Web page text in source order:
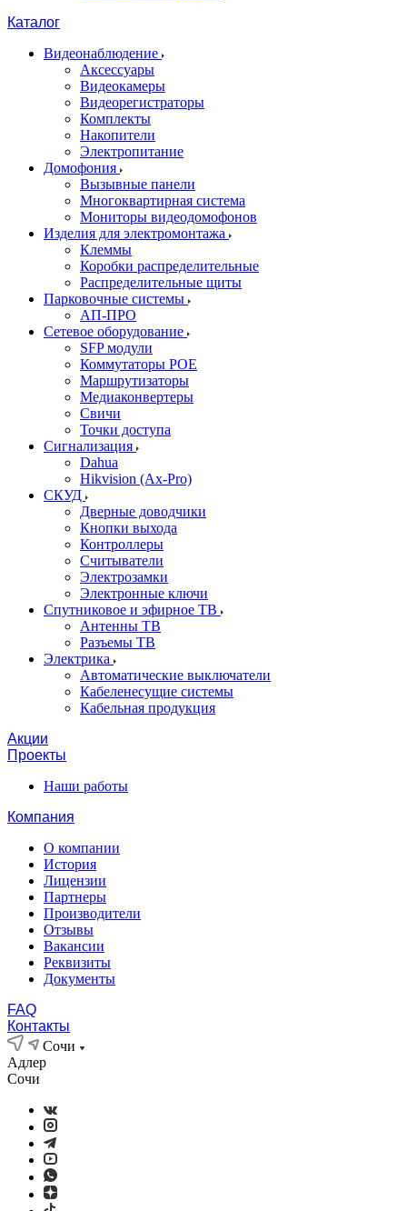
Каталог
Видеонаблюдение
Аксессуары
Видеокамеры
Видеорегистраторы
Комплекты
Накопители
Электропитание
Домофония
Вызывные панели
Многоквартирная система
Мониторы видеодомофонов
Изделия для электромонтажа
Клеммы
Коробки распределительные
Распределительные щиты
Парковочные системы
АП-ПРО
Сетевое оборудование
SFP модули
Коммутаторы POE
Маршрутизаторы
Медиаконвертеры
Свичи
Точки доступа
Сигнализация
Dahua
Hikvision (Ax-Pro)
СКУД
Дверные доводчики
Кнопки выхода
Контроллеры
Считыватели
Электрозамки
Электронные ключи
Спутниковое и эфирное ТВ
Антенны ТВ
Разъемы ТВ
Электрика
Автоматические выключатели
Кабеленесущие системы
Кабельная продукция
Акции
Проекты
Наши работы
Компания
О компании
История
Лицензии
Партнеры
Производители
Отзывы
Вакансии
Реквизиты
Документы
FAQ
Контакты
Сочи
Адлер
Сочи